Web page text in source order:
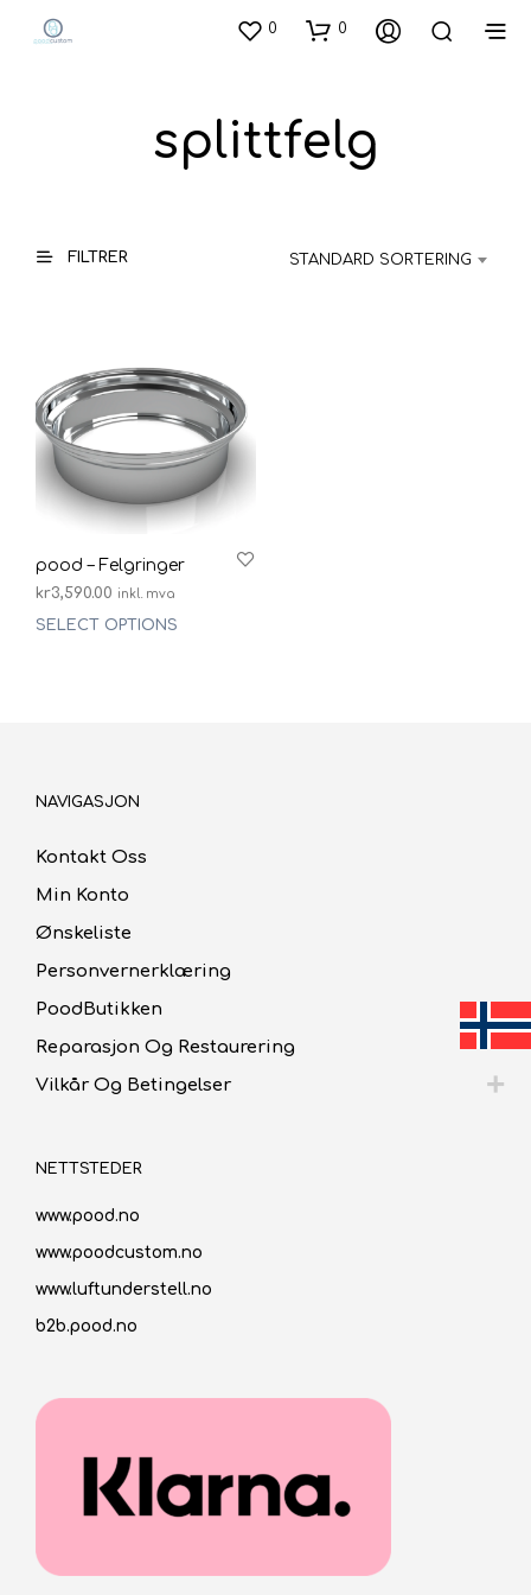
0 0
splittfelg
FILTRER STANDARD SORTERING
pood – Felgringer
kr3,590.00 inkl. mva
SELECT OPTIONS
NAVIGASJON
Kontakt Oss
Min Konto
Ønskeliste
Personvernerklæring
PoodButikken
Reparasjon Og Restaurering
Vilkår Og Betingelser
NETTSTEDER
www.pood.no
www.poodcustom.no
www.luftunderstell.no
b2b.pood.no